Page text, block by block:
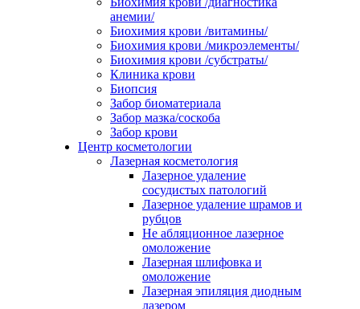
анемии/
Биохимия крови /витамины/
Биохимия крови /микроэлементы/
Биохимия крови /субстраты/
Клиника крови
Биопсия
Забор биоматериала
Забор мазка/соскоба
Забор крови
Центр косметологии
Лазерная косметология
Лазерное удаление
сосудистых патологий
Лазерное удаление шрамов и
рубцов
Не абляционное лазерное
омоложение
Лазерная шлифовка и
омоложение
Лазерная эпиляция диодным
лазером